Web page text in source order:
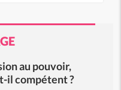
au pouvoir,
il compétent ?